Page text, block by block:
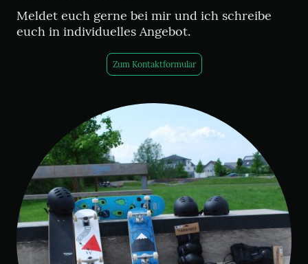
Meldet euch gerne bei mir und ich schreibe
euch in individuelles Angebot.
Zum Kontaktformular